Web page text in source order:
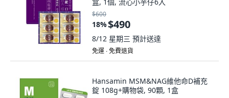
$600
18%$490
8/12 星期三 預計送達
免運 ∙ 免費退貨
Hansamin MSM&NAG維他命D補充
錠 108g+購物袋, 90顆, 1盒